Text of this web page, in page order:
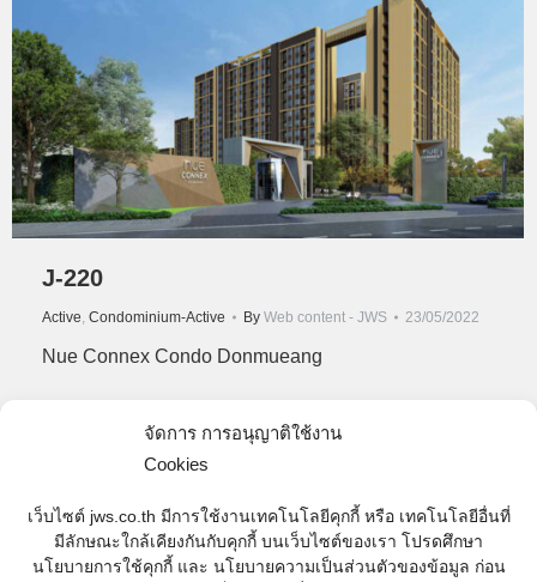
จัดการ การอนุญาติใช้งาน
Cookies
เว็บไซต์ jws.co.th มีการใช้งานเทคโนโลยีคุกกี้ หรือ เทคโนโลยีอื่นที่
มีลักษณะใกล้เคียงกันกับคุกกี้ บนเว็บไซต์ของเรา โปรดศึกษา
นโยบายการใช้คุกกี้ และ นโยบายความเป็นส่วนตัวของข้อมูล ก่อน
J-220
Active, Condominium-Active By Web content - JWS 23/05/2022
Nue Connex Condo Donmueang
J-189 JAS Green Village Khubon J-189 JAS Green
Village …